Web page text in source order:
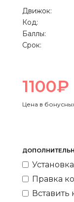
Движок:
Код:
Баллы:
Срок:
1100₽
Цена в
Правка